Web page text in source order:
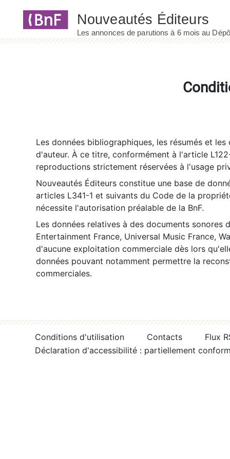
Les données bibliographiques, les résumés et
d'auteur. À ce titre, conformément à l'article
reproductions strictement réservées à l'usage
Nouveautés Éditeurs constitue une base de
articles L341-1 et suivants du Code de la
nécessite l'autorisation préalable de la BnF.
Les données relatives à des documents sonores
Entertainment France, Universal Music France,
d'aucune exploitation commerciale dès lors
données pouvant notamment permettre la
commerciales.
Conditions d'utilisation Contacts
Flux
Déclaration d'accessibilité : partiellement